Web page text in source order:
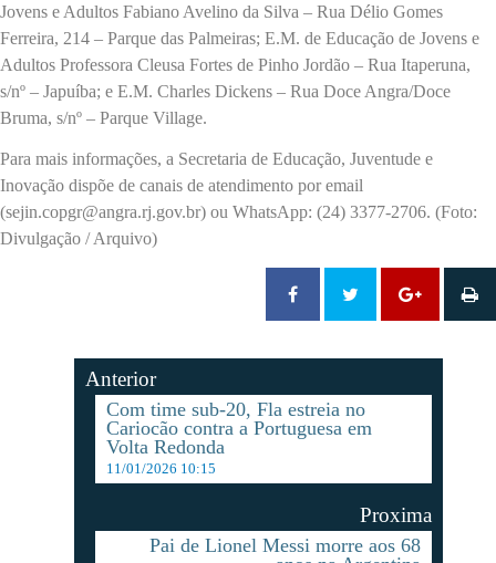
Jovens e Adultos Fabiano Avelino da Silva – Rua Délio Gomes
Ferreira, 214 – Parque das Palmeiras; E.M. de Educação de Jovens e
Adultos Professora Cleusa Fortes de Pinho Jordão – Rua Itaperuna,
s/nº – Japuíba; e E.M. Charles Dickens – Rua Doce Angra/Doce
Bruma, s/nº – Parque Village.
Para mais informações, a Secretaria de Educação, Juventude e
Inovação dispõe de canais de atendimento por email
(sejin.copgr@angra.rj.gov.br) ou WhatsApp: (24) 3377-2706. (Foto:
Divulgação / Arquivo)
Anterior
Com time sub-20, Fla estreia no
Cariocão contra a Portuguesa em
Volta Redonda
11/01/2026 10:15
Proxima
Pai de Lionel Messi morre aos 68